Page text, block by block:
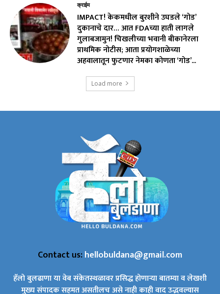
क्राईम
IMPACT! केकमधील बुरशीने उघडले ‘गोड’
दुकानाचे दार… आत FDAच्या हाती लागले
गुलाबजामुन! चिखलीच्या भवानी बीकानेरला
प्राथमिक नोटीस; आता प्रयोगशाळेच्या
अहवालातून फुटणार नेमका कोणता ‘गोड’...
Load more
Contact us:hellobuldana@gmail.com
हॅलो बुलढाणा या वेब संकेतस्थळावर प्रसिद्ध होणाऱ्या बातम्या व लेखशी
मुख्य संपादक सहमत असतीलच असे नाही काही वाद उद्भवल्यास